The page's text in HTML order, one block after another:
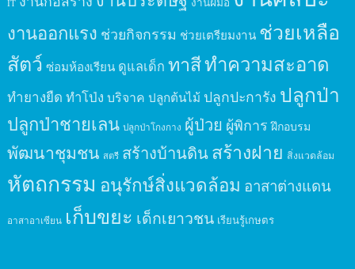
IT
งานออกแรง ช่วยกิจกรรม ช่วยเตรียมงาน ช่วยเหลือ
สัตว์ ซ่อมห้องเรียน ดูแลเด็ก ทาสีทำความสะอาด
ทำยางยืด ทำโป่ง บริจาค ปลูกต้นไม้ ปลูกปะการัง ปลูกป่า
ปลูกป่าชายเลน ปลูกป่าโกงกาง ผู้ป่วย ผู้พิการ ฝึกอบรม
พัฒนาชุมชน สตรี สร้างบ้านดินสร้างฝาย สิ่งแวดล้อม
หัตถกรรม อนุรักษ์สิ่งแวดล้อม อาสาต่างแดน
อาสาอาเซียน เก็บขยะ เด็กเยาวชน เรียนรู้เกษตร